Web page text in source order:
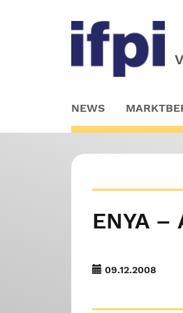
to
main
NEWS
ENYA –
09.12.2008